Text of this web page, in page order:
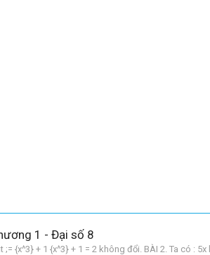
1 - Đại số 8
{x^3} + 1 {x^3} + 1 = 2 không đổi. BÀI 2. Ta có :